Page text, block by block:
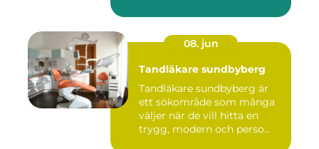
08. jun
Tandläkare sundbyberg
Tandläkare sundbyberg är
ett sökområde som många
väljer när de vill hitta en
trygg, modern och perso...